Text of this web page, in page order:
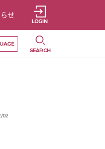
せ
LOGIN
言語の切替が発生します
SEARCH
02